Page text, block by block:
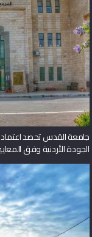
جامعة القدس تحصد
الجودة الأردنية وفق